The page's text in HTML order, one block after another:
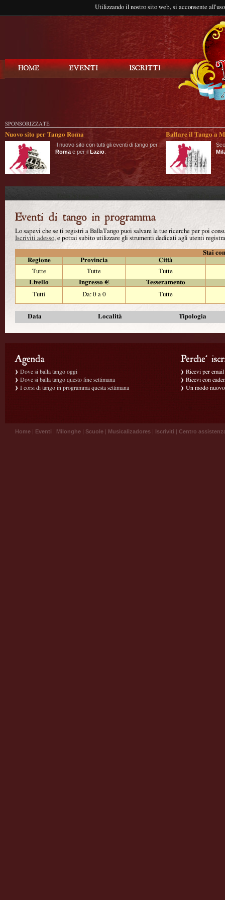
Utilizzando il nostro sito web, si acconsente
SPONSORIZZATE
Nuovo sito per Tango Roma
Il nuovo sito con tutti gli eventi di tango per
Roma e per il Lazio
Ballare il Tango a
Lo sapevi che se ti registri a BallaTango puoi salvare le tue ricerche per poi
Iscriviti adesso, e potrai subito utilizzare gli strumenti dedicati agli utenti
Stai
Regione
Provincia
Città
Tutte
Tutte
Tutte
Livello
Ingresso €
Tesseramento
Tutti
Da: 0 a 0 Tutte
Data Località Tipologia
Dove si balla tango oggi
Dove si balla tango questo fine settimana
I corsi di tango in programma questa settimana
Ricevi per
Ricevi con
Un modo
Home | Eventi | Milonghe | Scuole | Musicalizadores | Iscriviti | Centro